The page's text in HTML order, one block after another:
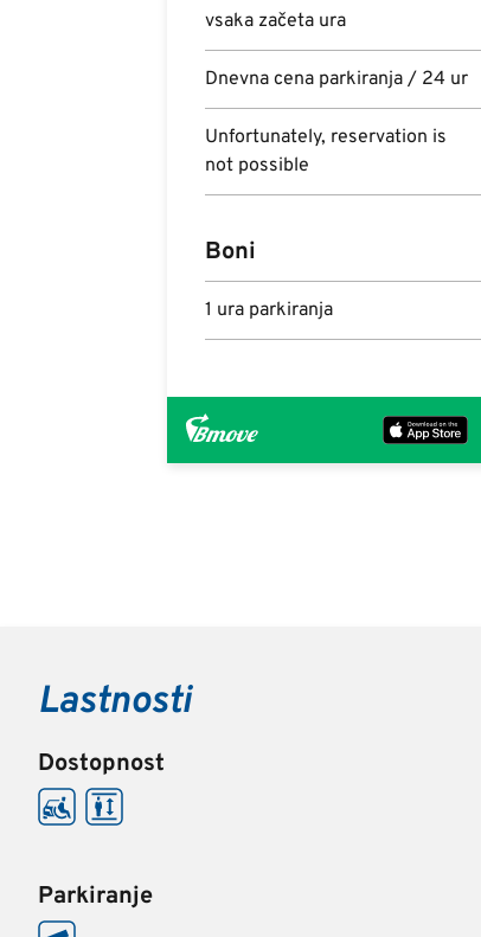
vsaka začeta ura
Dnevna cena parkiranja / 24 ur
Unfortunately, reservation is
not possible
Boni
1 ura parkiranja
Lastnosti
Dostopnost
Parkiranje